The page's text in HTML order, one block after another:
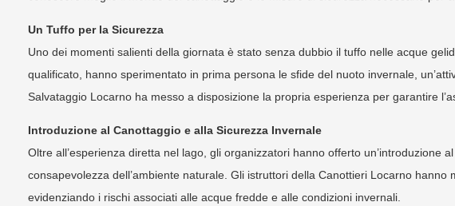
Un Tuffo per la Sicurezza
Uno dei momenti salienti della giornata è stato senza dubbio il tuffo nelle acque
qualificato, hanno sperimentato in prima persona le sfide del nuoto invernale,
Salvataggio Locarno ha messo a disposizione la propria esperienza per garantire
Introduzione al Canottaggio e alla Sicurezza Invernale
Oltre all’esperienza diretta nel lago, gli organizzatori hanno offerto un’introduzione
consapevolezza dell’ambiente naturale. Gli istruttori della Canottieri Locarno
evidenziando i rischi associati alle acque fredde e alle condizioni invernali.